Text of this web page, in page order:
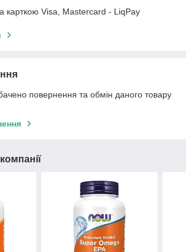
карткою Visa, Mastercard - LiqPay
повернення та обмін даного товару